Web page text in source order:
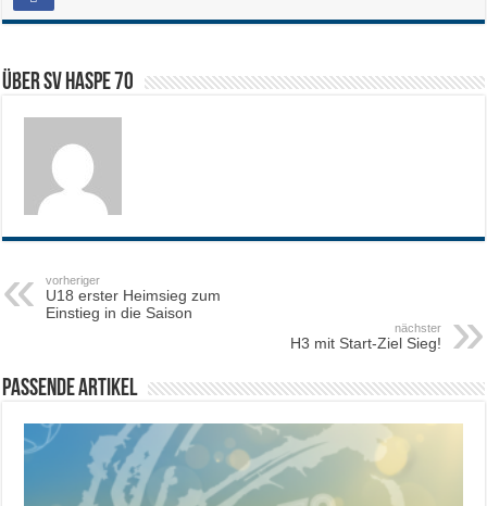
Über SV HASPE 70
vorheriger
U18 erster Heimsieg zum
Einstieg in die Saison
nächster
H3 mit Start-Ziel Sieg!
Passende Artikel